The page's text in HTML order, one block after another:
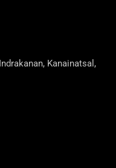
Kanainatsal,